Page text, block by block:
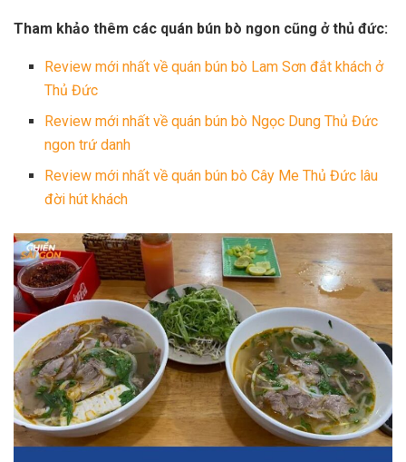
Tham khảo thêm các quán bún bò ngon cũng ở thủ đức:
Review mới nhất về quán bún bò Lam Sơn đắt khách ở
Thủ Đức
Review mới nhất về quán bún bò Ngọc Dung Thủ Đức
ngon trứ danh
Review mới nhất về quán bún bò Cây Me Thủ Đức lâu
đời hút khách